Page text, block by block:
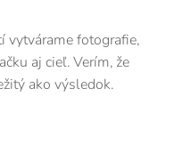
vytvárame fotografie,
aj cieľ. Verím, že
ako výsledok.